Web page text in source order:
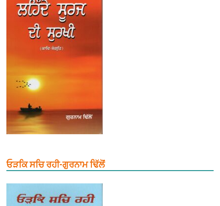
ਓੜਕਿ ਸਚਿ ਰਹੀ-ਗੁਰਨਾਮ ਢਿੱਲੋਂ